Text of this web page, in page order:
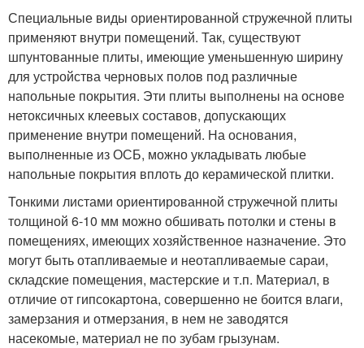
Специальные виды ориентированной стружечной плиты
применяют внутри помещений. Так, существуют
шпунтованные плиты, имеющие уменьшенную ширину
для устройства черновых полов под различные
напольные покрытия. Эти плиты выполнены на основе
нетоксичных клеевых составов, допускающих
применение внутри помещений. На основания,
выполненные из ОСБ, можно укладывать любые
напольные покрытия вплоть до керамической плитки.
Тонкими листами ориентированной стружечной плиты
толщиной 6-10 мм можно обшивать потолки и стены в
помещениях, имеющих хозяйственное назначение. Это
могут быть отапливаемые и неотапливаемые сараи,
складские помещения, мастерские и т.п. Материал, в
отличие от гипсокартона, совершенно не боится влаги,
замерзания и отмерзания, в нем не заводятся
насекомые, материал не по зубам грызунам.